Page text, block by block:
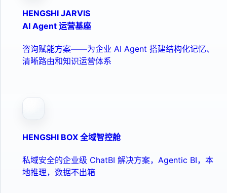
HENGSHI JARVIS
AI Agent 运营基座
咨询赋能方案——为企业 AI Agent 搭建结构化记忆、
清晰路由和知识运营体系
HENGSHI BOX 全域智控舱
私域安全的企业级 ChatBI 解决方案，Agentic BI，本
地推理，数据不出箱